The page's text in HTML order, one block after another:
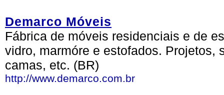
Demarco Móveis
Fábrica de móveis residenciais e de
vidro, marmóre e estofados. Projetos,
camas, etc. (BR)
http://www.demarco.com.br